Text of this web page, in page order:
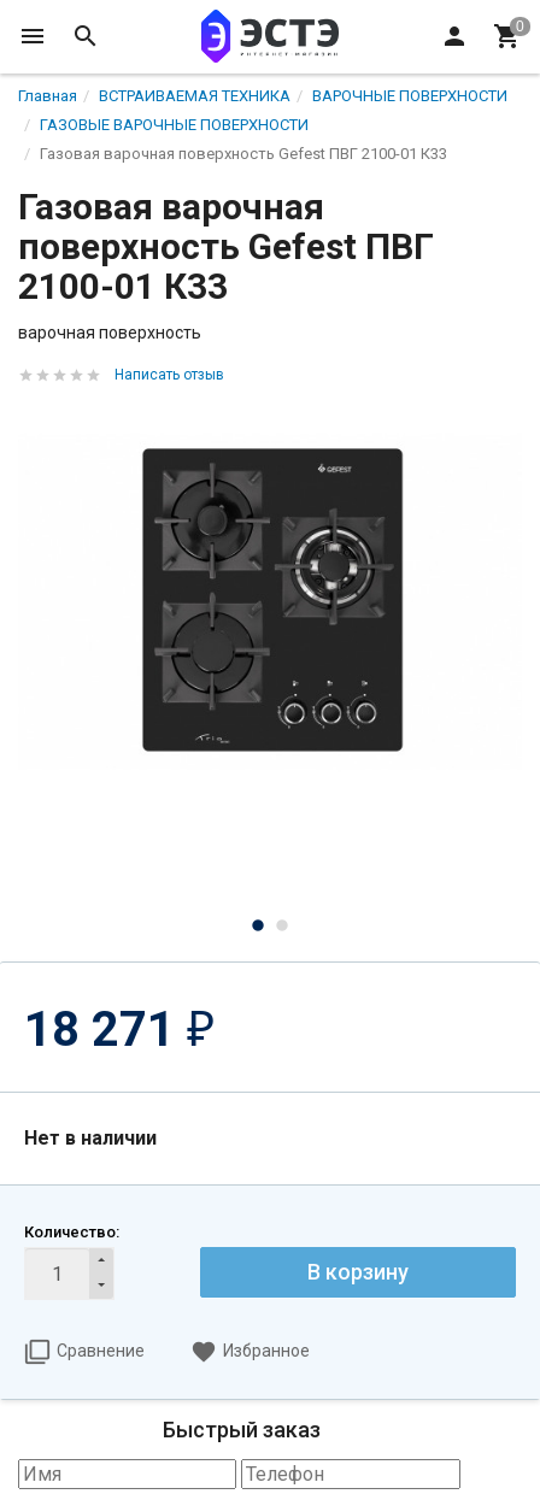
Главная ВСТРАИВАЕМАЯ ТЕХНИКА
ВАРОЧНЫЕ ПОВЕРХНОСТИ
ГАЗОВЫЕ ВАРОЧНЫЕ ПОВЕРХНОСТИ
Газовая варочная поверхность Gefest ПВГ 2100-01 К33
Газовая варочная
поверхность Gefest ПВГ
2100-01 К33
варочная поверхность
Написать отзыв
18 271 ₽
Нет в наличии
Количество:
В корзину
Сравнение Избранное
Быстрый заказ